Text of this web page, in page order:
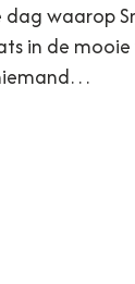
waarop
in de